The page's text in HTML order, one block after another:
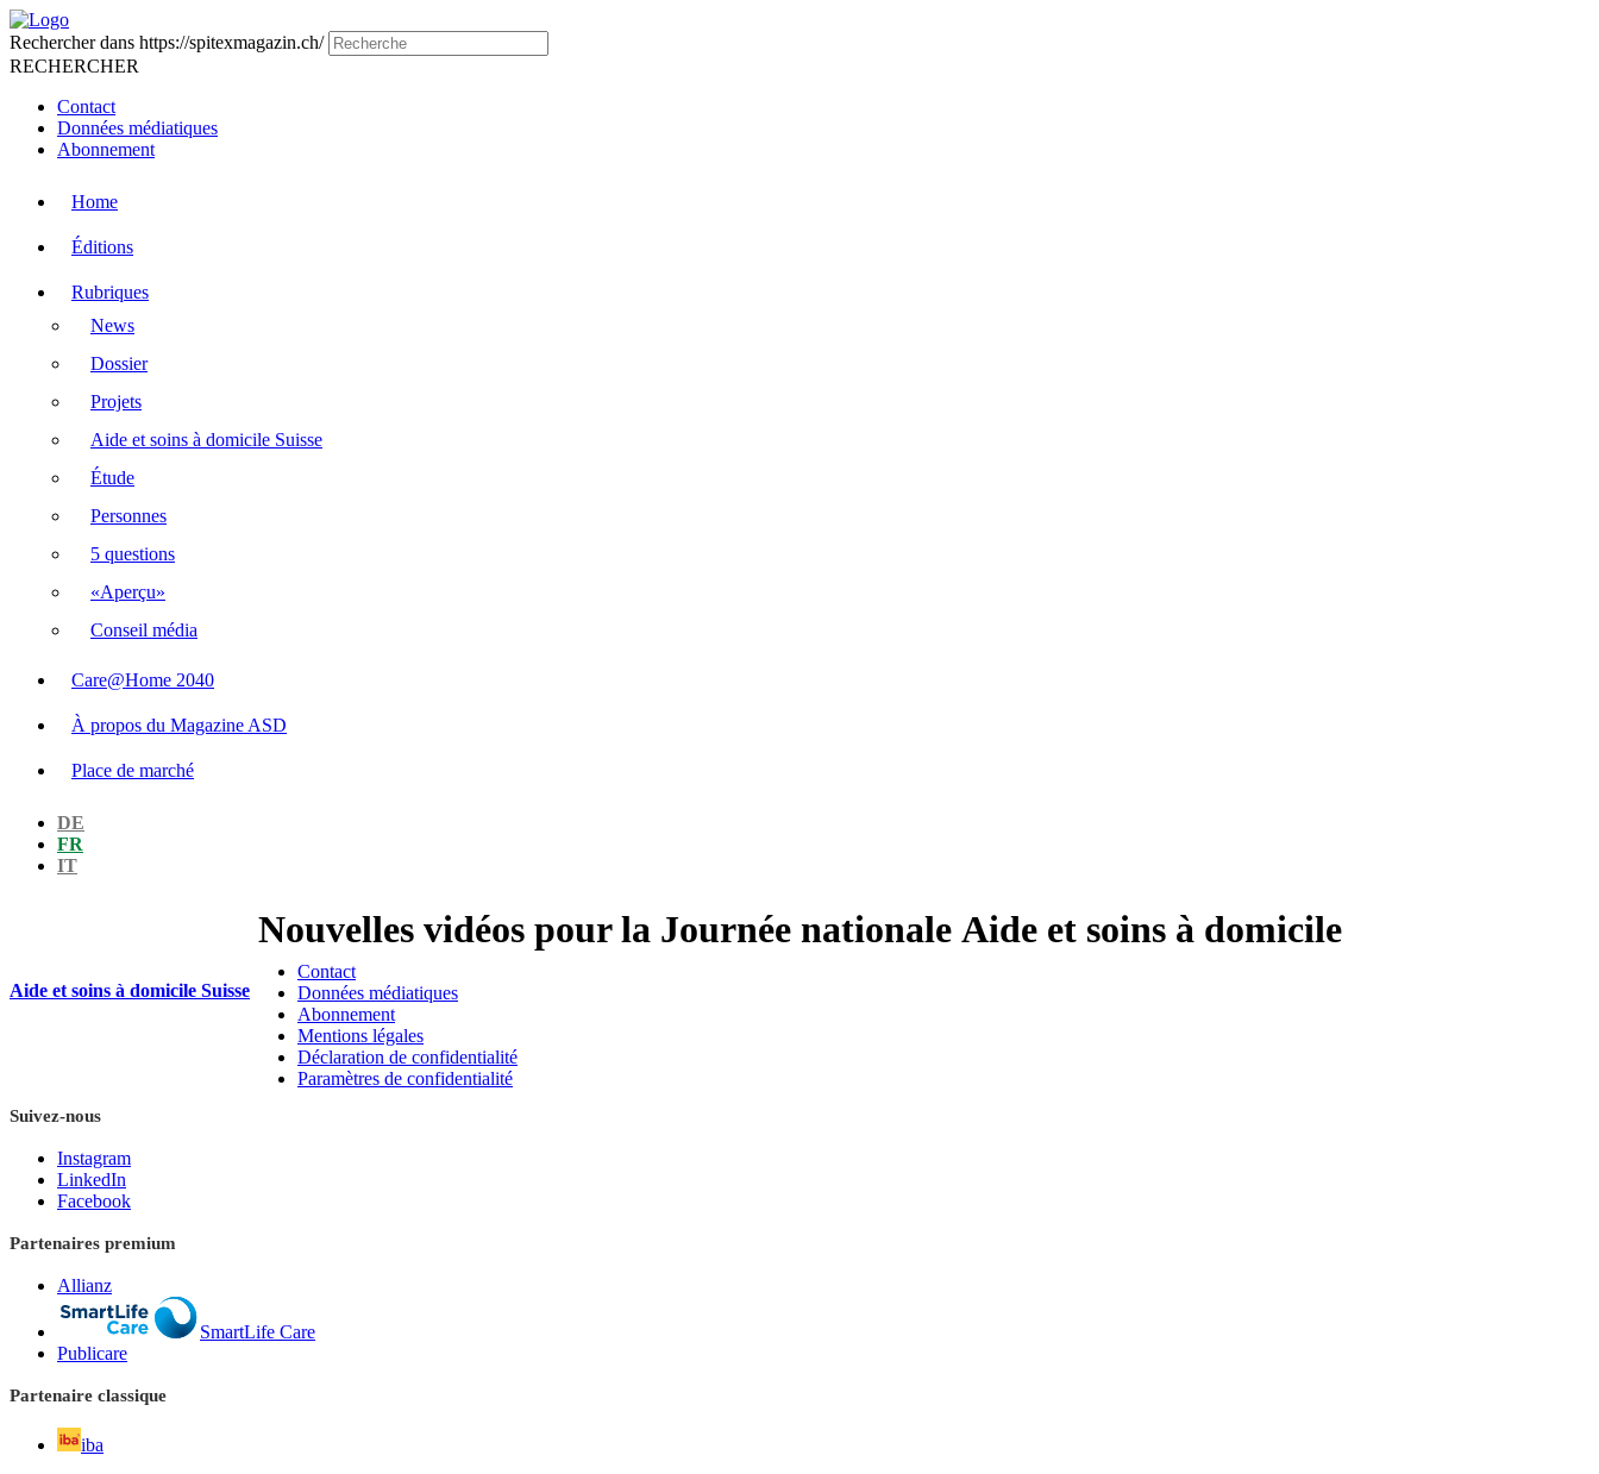
Rechercher dans https://spitexmagazin.ch/
RECHERCHER
Contact
Données médiatiques
Abonnement
Home
Éditions
Rubriques
News
Dossier
Projets
Aide et soins à domicile Suisse
Étude
Personnes
5 questions
«Aperçu»
Conseil média
Care@Home 2040
À propos du Magazine ASD
Place de marché
DE
FR
IT
Nouvelles vidéos pour la Journée nationale Aide et soins à domicile
Aide et soins à domicile Suisse
Contact
Données médiatiques
Abonnement
Mentions légales
Déclaration de confidentialité
Paramètres de confidentialité
Suivez-nous
Instagram
LinkedIn
Facebook
Partenaires premium
Allianz
SmartLife Care
Publicare
Partenaire classique
iba